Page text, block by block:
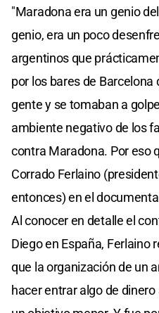
"Maradona era un genio
genio, era un poco
argentinos que
por los bares de
gente y se tomaban a
ambiente negativo de los
contra Maradona. Por eso
Corrado Ferlaino
entonces) en el
Al conocer en detalle el
Diego en España, Ferlaino
que la organización de un
hacer entrar algo de